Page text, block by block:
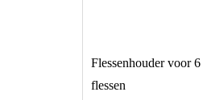
Flessenhouder voor 6
flessen